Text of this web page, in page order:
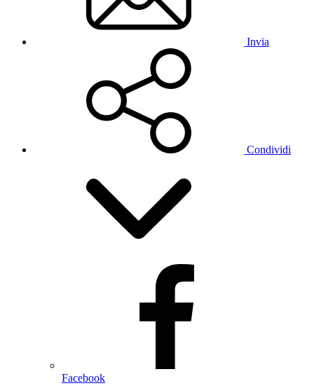
Invia
Condividi
Facebook